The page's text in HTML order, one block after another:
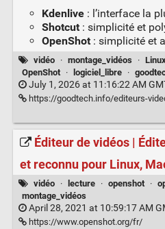
Kdenlive: l’interface la
Shotcut: simplicité et
OpenShot: simplicité et
vidéo · montage_vidéos ·
OpenShot
· logiciel_libre ·
July 1, 2026 at 11:16:22 AM
https://goodtech.info/editeurs-
Éditeur de vidéos |
et reconnu pour Linux,
vidéo · lecture · openshot ·
montage_vidéos
April 28, 2021 at 10:59:17 AM
https://www.openshot.org/fr/